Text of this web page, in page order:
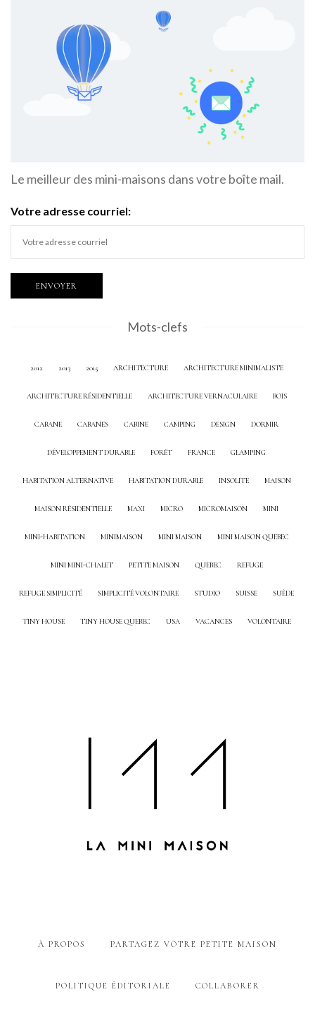
Le meilleur des mini-maisons dans votre boîte mail.
Votre adresse courriel:
Mots-clefs
2012 2013 2015 ARCHITECTURE ARCHITECTURE MINIMALISTE
ARCHITECTURE RÉSIDENTIELLE ARCHITECTURE VERNACULAIRE BOIS
CABANE CABANES CABINE CAMPING DESIGN DORMIR
DÉVELOPPEMENT DURABLE FORÊT FRANCE GLAMPING
HABITATION ALTERNATIVE HABITATION DURABLE INSOLITE MAISON
MAISON RÉSIDENTIELLE MAXI MICRO MICROMAISON MINI
MINI-HABITATION MINIMAISON MINI MAISON MINI MAISON QUEBEC
MINI MINI-CHALET PETITE MAISON QUEBEC REFUGE
REFUGE SIMPLICITÉ SIMPLICITÉ VOLONTAIRE STUDIO SUISSE SUÈDE
TINY HOUSE TINY HOUSE QUEBEC USA VACANCES VOLONTAIRE
À PROPOS PARTAGEZ VOTRE PETITE MAISON
POLITIQUE ÉDITORIALE COLLABORER